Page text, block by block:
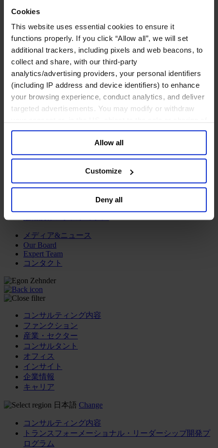
Cookies
This website uses essential cookies to ensure it
functions properly. If you click “Allow all”, we will set
additional trackers, including pixels and web beacons, to
collect and share, with our third-party
analytics/advertising providers, your personal identifiers
(including IP address and device identifiers) to enhance
your browsing experience, conduct analytics, and deliver
targeted advertisements. You may modify or withdraw
your data for targeted advertising, by clicking “Do Not
Sell or Share My Personal Information” in the footer of
the website. You must opt-out of each device and each
browser. For additional information and retention terms
general collection and use of personal information see
Allow all
Customize
Deny all
アセットマネジメント
インフラ事業
ウェルスマネジメント
デジタル資産、暗号資産、Web3
プライベート・エクイティ
リスクマネジメント
保険
投資銀行及びマーケット
金融テクノロジー（フィンテック）
プロフェッショナルサービス
ホスピタリティ、旅行・レジャー
メディア&ニュース
Our Board
Expert Team
コンタクト
コンサルティング内容
ファンクション
産業・セクター
コンサルタント
オフィス
インサイト
企業情報
キャリア
日本語 Change
コンサルティング内容
トランスフォーメーショナル・リーダーシップ開発プ
ログラム